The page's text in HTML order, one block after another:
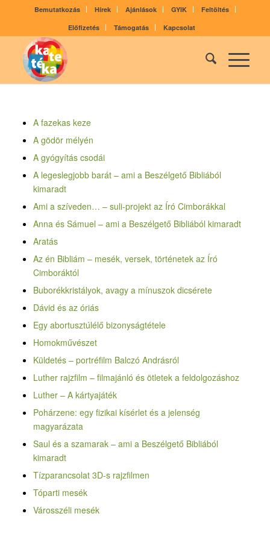
Bemutatkozás Hírek Ajánlások GYIK
Feltöltés
Előfizetés
Támogatás Kapcsolat
A fazekas keze
A gödör mélyén
A gyógyítás csodái
A legeslegjobb barát – ami a Beszélgető Bibliából
kimaradt
Ami a szíveden… – suli-projekt az Író Cimborákkal
Anna és Sámuel – ami a Beszélgető Bibliából kimaradt
Aratás
Az én Bibliám – mesék, versek, történetek az Író
Cimboráktól
Buborékkristályok, avagy a mínuszok dicsérete
Dávid és az óriás
Egy abortusztúlélő bizonyságtétele
Homokművészet
Küldetés – portréfilm Balczó Andrásról
Luther rajzfilm – filmajánló és ötletek a feldolgozáshoz
Luther – A kártyajáték
Pohárzene: egy fizikai kísérlet és a jelenség
magyarázata
Saul és a szamarak – ami a Beszélgető Bibliából
kimaradt
Tízparancsolat 3D-s rajzfilmen
Tóparti mesék
Városszéli mesék